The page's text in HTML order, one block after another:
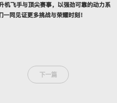
机飞手与顶尖赛事，以强劲可靠的动力系
同见证更多挑战与荣耀时刻！
下一篇